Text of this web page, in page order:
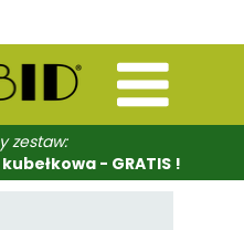
zestaw:
- GRATIS !